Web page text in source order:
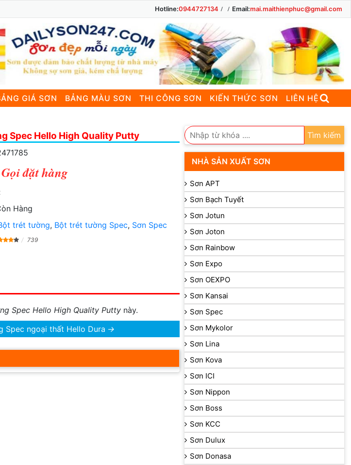
Hotline:0944727134 Email:mai.maithienphuc@gmail.com
GIÁ SƠN BẢNG MÀU SƠN THI CÔNG SƠN KIẾN THỨC SƠN LIÊN HỆ
Spec Hello High Quality Putty
đặt hàng
Hàng
trét tường, Bột trét tường Spec, Sơn Spec
739
Spec Hello High Quality Putty này.
Spec ngoại thất Hello Dura →
Tìm kiếm
NHÀ SẢN XUẤT SƠN
Sơn APT
Sơn Bạch Tuyết
Sơn Jotun
Sơn Joton
Sơn Rainbow
Sơn Expo
Sơn OEXPO
Sơn Kansai
Sơn Spec
Sơn Mykolor
Sơn Lina
Sơn Kova
Sơn ICI
Sơn Nippon
Sơn Boss
Sơn KCC
Sơn Dulux
Sơn Donasa